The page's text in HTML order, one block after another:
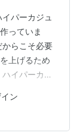
パーカジュ
っていま
らこそ必要
上げるため
イパーカジ
した事ある
でスワイプ
ムの広告。
ン